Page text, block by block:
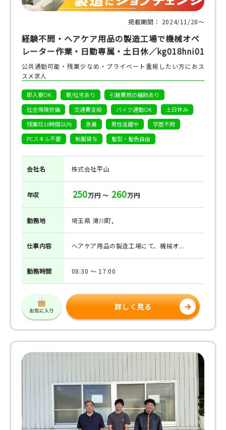
掲載期間： 2024/11/28〜
経験不問・ヘアケア用品の製造工場で機械オペ
レーター作業・日勤専属・土日休／kg018hni01
公共通勤可能・残業少なめ・プライベート重視したい方におス
スメ求人
即入寮OK 寮/社宅あり
引越費用の補助あり
社会保険完備
交通費支給 バイク通勤OK
土日休み
残業月10時間以内
急募 男性活躍中
学歴不問
PCスキル不要
制服貸与 髪型・髪色自由
会社名 株式会社平山
年収 250万円 ～ 260万円
勤務地 埼玉県 滑川町,
仕事内容 ヘアケア用品の製造工場にて、機械オ...
勤務時間 08:30 ～ 17:00
詳しく見る